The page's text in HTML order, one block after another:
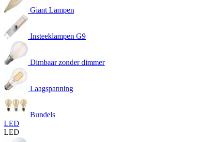
Giant Lampen
Insteeklampen G9
Dimbaar zonder dimmer
Laagspanning
Bundels
LED
LED